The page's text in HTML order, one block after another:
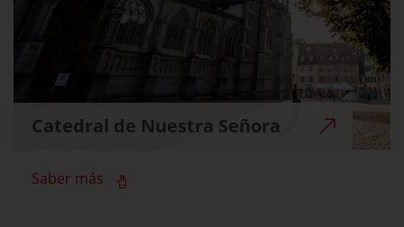
Catedral de Nuestra Señora
Saber más